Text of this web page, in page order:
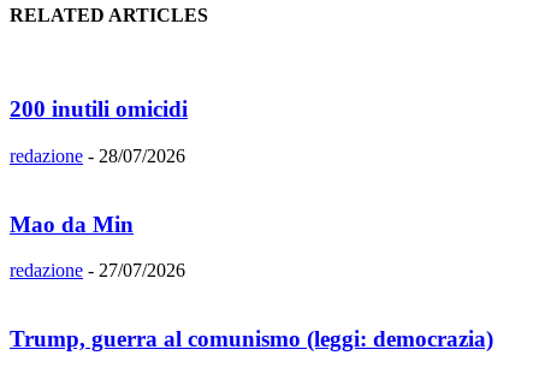
RELATED ARTICLES
200 inutili omicidi
redazione - 28/07/2026
Mao da Min
redazione - 27/07/2026
Trump, guerra al comunismo (leggi: democrazia)